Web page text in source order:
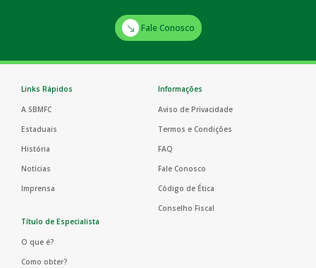
Fale Conosco
Links Rápidos
A SBMFC
Estaduais
História
Notícias
Imprensa
Informações
Aviso de Privacidade
Termos e Condições
FAQ
Fale Conosco
Código de Ética
Conselho Fiscal
Título de Especialista
O que é?
Como obter?